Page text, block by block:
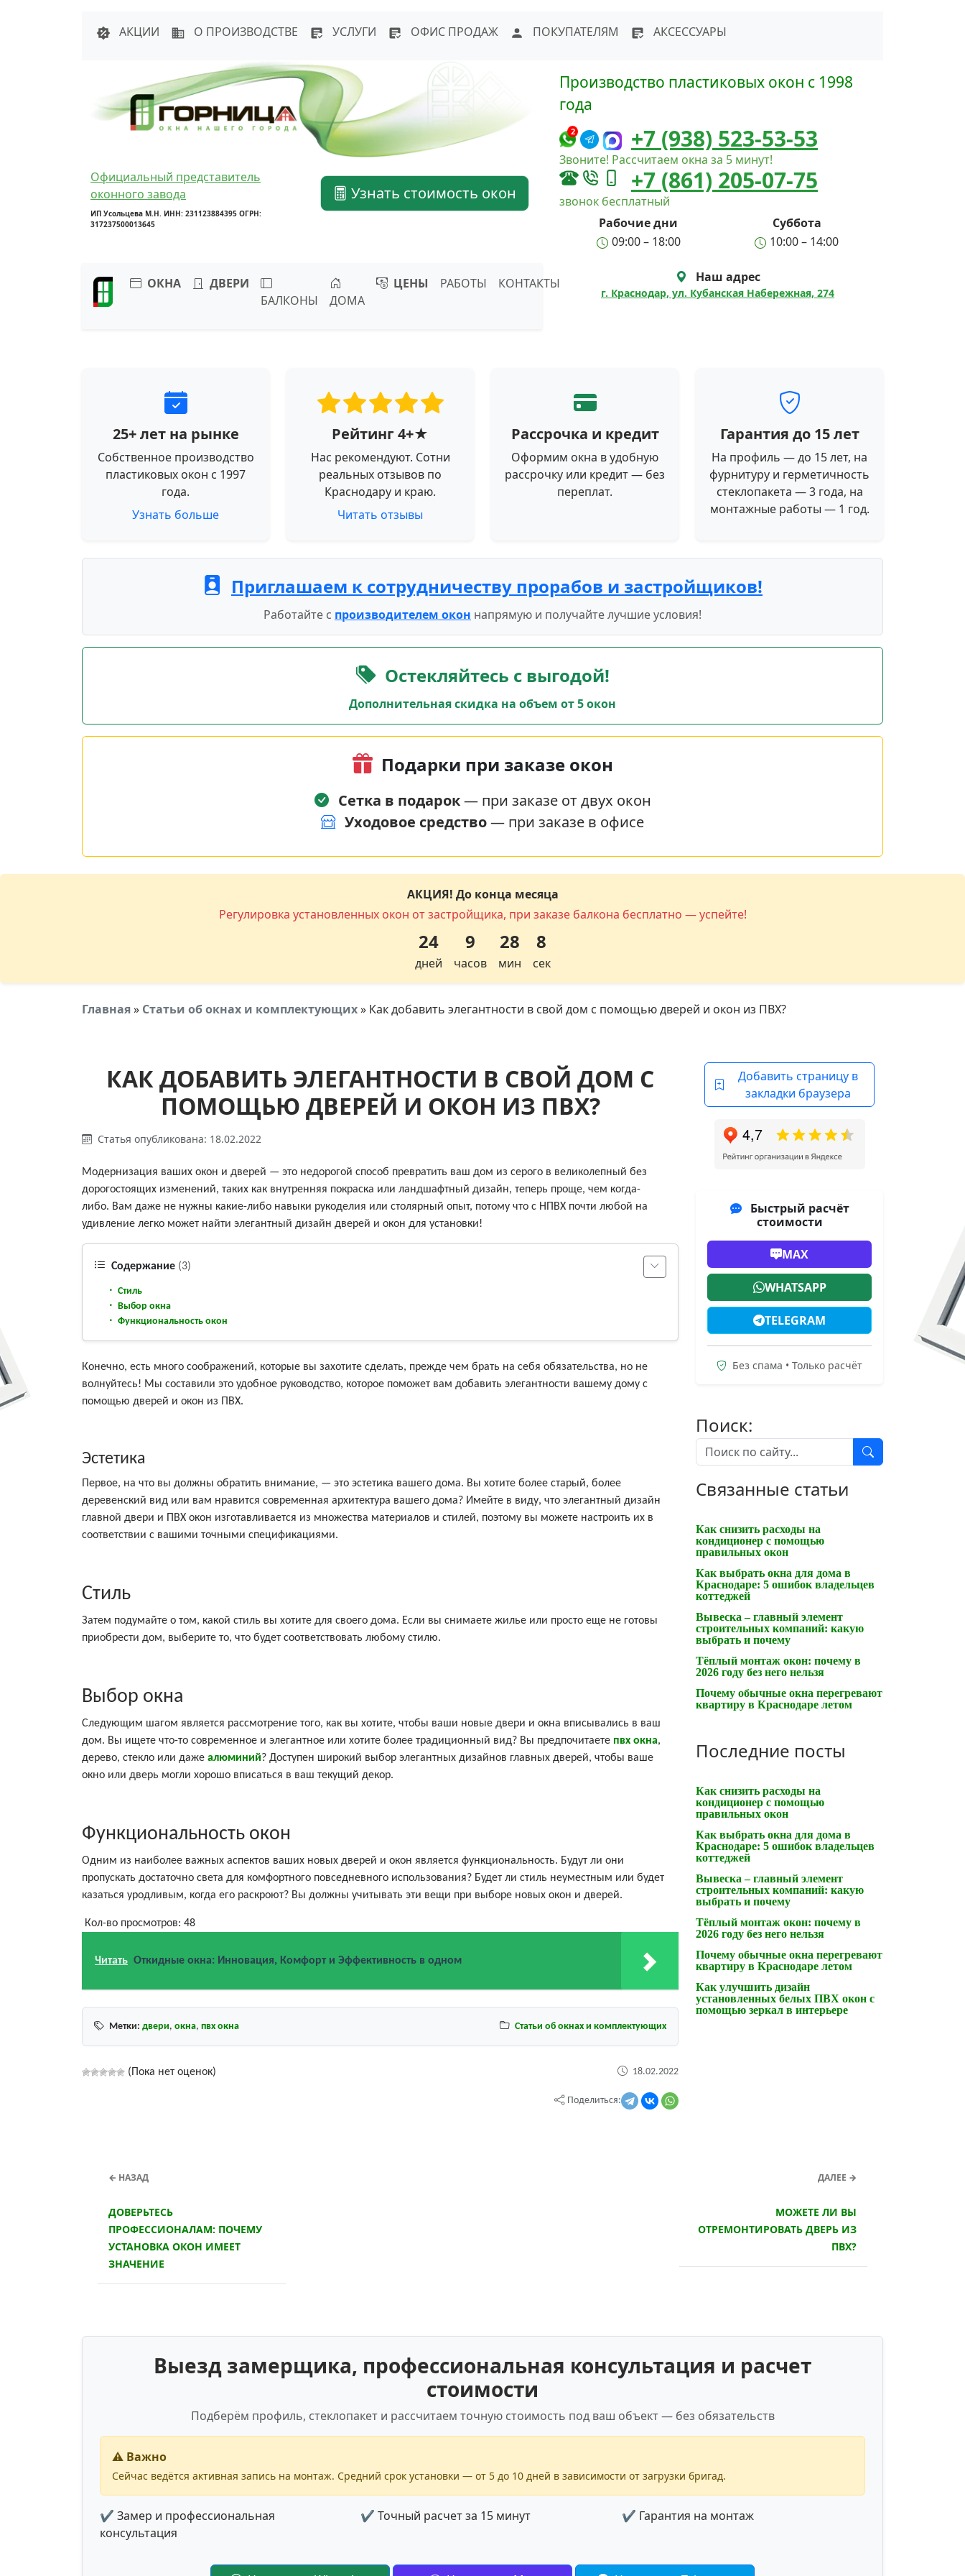
АКЦИИ
О ПРОИЗВОДСТВЕ УСЛУГИ ОФИС ПРОДАЖ ПОКУПАТЕЛЯМ АКСЕССУАРЫ
Официальный представитель
оконного завода
ИП Усольцева М.Н. ИНН: 231123884395 ОГРН:
317237500013645
Узнать стоимость окон
ОКНА
ДВЕРИ
БАЛКОНЫ
ДОМА
ЦЕНЫ РАБОТЫ КОНТАКТЫ
Производство пластиковых окон с 1998
года
2 +7 (938) 523-53-53
Звоните! Рассчитаем окна за 5 минут!
+7 (861) 205-07-75
звонок бесплатный
Рабочие дни
Суббота
09:00 – 18:00
10:00 – 14:00
Наш адрес
г. Краснодар, ул. Кубанская Набережная, 274
25+ лет на рынке
Собственное производство
пластиковых окон с 1997
года.
Узнать больше
Рейтинг 4+★
Нас рекомендуют. Сотни
реальных отзывов по
Краснодару и краю.
Читать отзывы
Рассрочка и кредит
Оформим окна в удобную
рассрочку или кредит — без
переплат.
Гарантия до 15 лет
На профиль — до 15 лет, на
фурнитуру и герметичность
стеклопакета — 3 года, на
монтажные работы — 1 год.
Приглашаем к сотрудничеству прорабов и застройщиков!
Работайте с производителем окон напрямую и получайте лучшие условия!
Остекляйтесь с выгодой!
Дополнительная скидка на объем от 5 окон
Подарки при заказе окон
Сетка в подарок— при заказе от двух окон
Уходовое средство— при заказе в офисе
АКЦИЯ! До конца месяца
Регулировка установленных окон от застройщика, при заказе балкона бесплатно — успейте!
24
дней
9
часов
28
мин
7
сек
Главная» Статьи об окнах и комплектующих» Как добавить элегантности в свой дом с помощью дверей и окон из ПВХ?
КАК ДОБАВИТЬ ЭЛЕГАНТНОСТИ В СВОЙ ДОМ С
ПОМОЩЬЮ ДВЕРЕЙ И ОКОН ИЗ ПВХ?
Статья опубликована: 18.02.2022
Модернизация ваших окон и дверей — это недорогой способ превратить ваш дом из серого в великолепный без
дорогостоящих изменений, таких как внутренняя покраска или ландшафтный дизайн, теперь проще, чем когда-
либо. Вам даже не нужны какие-либо навыки рукоделия или столярный опыт, потому что с НПВХ почти любой на
удивление легко может найти элегантный дизайн дверей и окон для установки!
Содержание (3)
Стиль
Выбор окна
Функциональность окон
Конечно, есть много соображений, которые вы захотите сделать, прежде чем брать на себя обязательства, но не
волнуйтесь! Мы составили это удобное руководство, которое поможет вам добавить элегантности вашему дому с
помощью дверей и окон из ПВХ.
Эстетика
Первое, на что вы должны обратить внимание, — это эстетика вашего дома. Вы хотите более старый, более
деревенский вид или вам нравится современная архитектура вашего дома? Имейте в виду, что элегантный дизайн
главной двери и ПВХ окон изготавливается из множества материалов и стилей, поэтому вы можете настроить их в
соответствии с вашими точными спецификациями.
Стиль
Затем подумайте о том, какой стиль вы хотите для своего дома. Если вы снимаете жилье или просто еще не готовы
приобрести дом, выберите то, что будет соответствовать любому стилю.
Выбор окна
Следующим шагом является рассмотрение того, как вы хотите, чтобы ваши новые двери и окна вписывались в ваш
дом. Вы ищете что-то современное и элегантное или хотите более традиционный вид? Вы предпочитаете пвх окна,
дерево, стекло или даже алюминий? Доступен широкий выбор элегантных дизайнов главных дверей, чтобы ваше
окно или дверь могли хорошо вписаться в ваш текущий декор.
Функциональность окон
Одним из наиболее важных аспектов ваших новых дверей и окон является функциональность. Будут ли они
пропускать достаточно света для комфортного повседневного использования? Будет ли стиль неуместным или будет
казаться уродливым, когда его раскроют? Вы должны учитывать эти вещи при выборе новых окон и дверей.
Кол-во просмотров: 48
Читать Откидные окна: Инновация, Комфорт и Эффективность в одном
Метки: двери, окна, пвх окна Статьи об окнах и комплектующих
(Пока нет оценок) 18.02.2022
Поделиться:
Добавить страницу в
закладки браузера
Быстрый расчёт
стоимости
MAX
WHATSAPP
TELEGRAM
Без спама • Только расчёт
Поиск:
Связанные статьи
Как снизить расходы на
кондиционер с помощью
правильных окон
Как выбрать окна для дома в
Краснодаре: 5 ошибок владельцев
коттеджей
Вывеска – главный элемент
строительных компаний: какую
выбрать и почему
Тёплый монтаж окон: почему в
2026 году без него нельзя
Почему обычные окна перегревают
квартиру в Краснодаре летом
Последние посты
Как снизить расходы на
кондиционер с помощью
правильных окон
Как выбрать окна для дома в
Краснодаре: 5 ошибок владельцев
коттеджей
Вывеска – главный элемент
строительных компаний: какую
выбрать и почему
Тёплый монтаж окон: почему в
2026 году без него нельзя
Почему обычные окна перегревают
квартиру в Краснодаре летом
Как улучшить дизайн
установленных белых ПВХ окон с
помощью зеркал в интерьере
← НАЗАД
ДОВЕРЬТЕСЬ
ПРОФЕССИОНАЛАМ: ПОЧЕМУ
УСТАНОВКА ОКОН ИМЕЕТ
ЗНАЧЕНИЕ
ДАЛЕЕ →
МОЖЕТЕ ЛИ ВЫ
ОТРЕМОНТИРОВАТЬ ДВЕРЬ ИЗ
ПВХ?
Выезд замерщика, профессиональная консультация и расчет
стоимости
Подберём профиль, стеклопакет и рассчитаем точную стоимость под ваш объект — без обязательств
⚠️ Важно
Сейчас ведётся активная запись на монтаж. Средний срок установки — от 5 до 10 дней в зависимости от загрузки бригад.
✔ Замер и профессиональная
консультация
✔ Точный расчет за 15 минут ✔ Гарантия на монтаж